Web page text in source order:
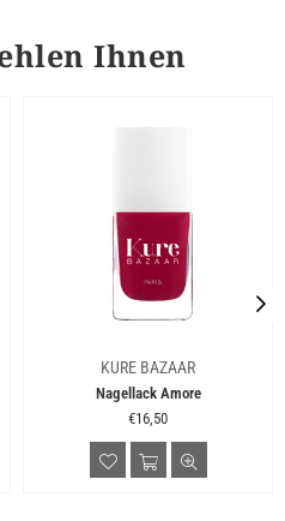
Ihnen
KURE BAZAAR
Nagellack Amore
Normaler
€16,50